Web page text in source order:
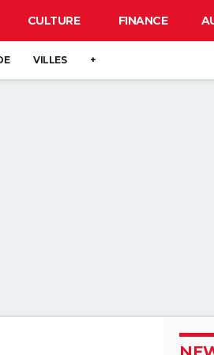
CULTURE FINANCE
VILLES +